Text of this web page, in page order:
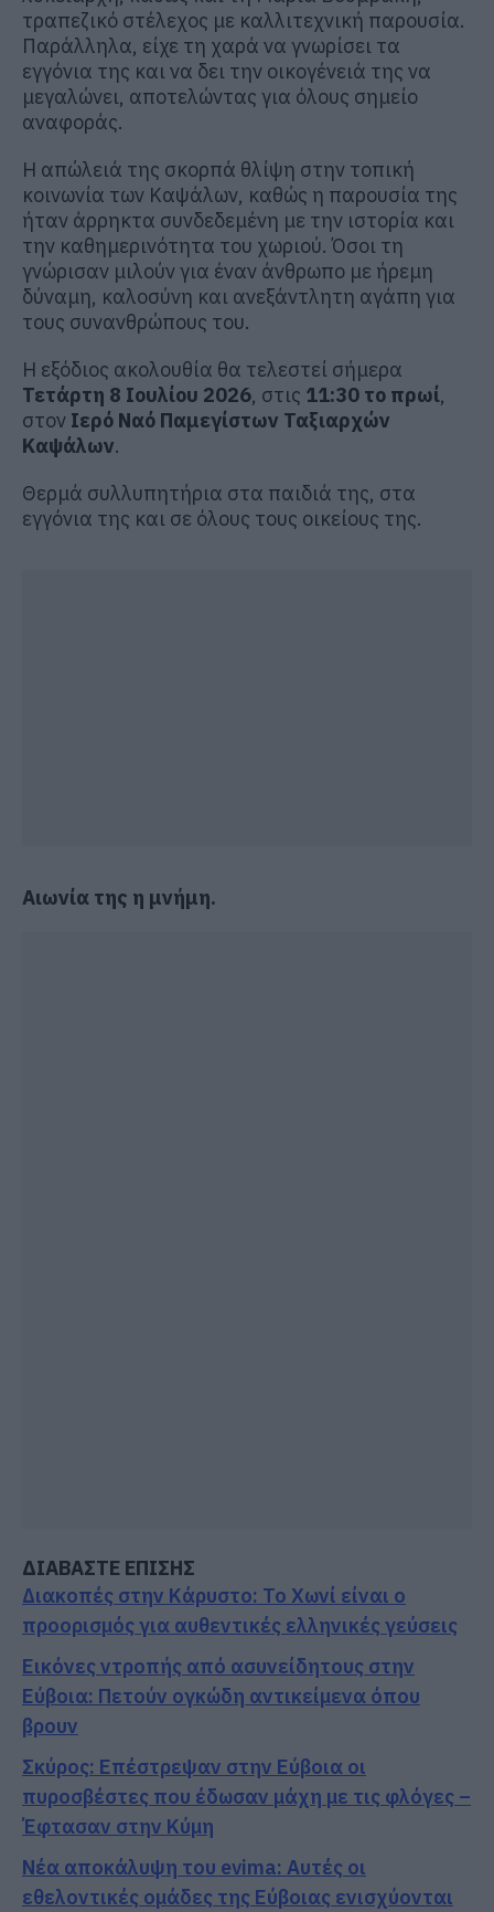
τραπεζικό στέλεχος με καλλιτεχνική παρουσία.
Παράλληλα, είχε τη χαρά να γνωρίσει τα
εγγόνια της και να δει την οικογένειά της να
μεγαλώνει, αποτελώντας για όλους σημείο
αναφοράς.
Η απώλειά της σκορπά θλίψη στην τοπική
κοινωνία των Καψάλων, καθώς η παρουσία της
ήταν άρρηκτα συνδεδεμένη με την ιστορία και
την καθημερινότητα του χωριού. Όσοι τη
γνώρισαν μιλούν για έναν άνθρωπο με ήρεμη
δύναμη, καλοσύνη και ανεξάντλητη αγάπη για
τους συνανθρώπους του.
Η εξόδιος ακολουθία θα τελεστεί σήμερα
Τετάρτη 8 Ιουλίου 2026, στις 11:30 το πρωί,
στον Ιερό Ναό Παμεγίστων Ταξιαρχών
Καψάλων.
Θερμά συλλυπητήρια στα παιδιά της, στα
εγγόνια της και σε όλους τους οικείους της.
Αιωνία της η μνήμη.
ΔΙΑΒΑΣΤΕ ΕΠΙΣΗΣ
Διακοπές στην Κάρυστο: Το Χωνί είναι ο
προορισμός για αυθεντικές ελληνικές γεύσεις
Εικόνες ντροπής από ασυνείδητους στην
Εύβοια: Πετούν ογκώδη αντικείμενα όπου
βρουν
Σκύρος: Επέστρεψαν στην Εύβοια οι
πυροσβέστες που έδωσαν μάχη με τις φλόγες –
Έφτασαν στην Κύμη
Νέα αποκάλυψη του evima: Αυτές οι
εθελοντικές ομάδες της Εύβοιας ενισχύονται